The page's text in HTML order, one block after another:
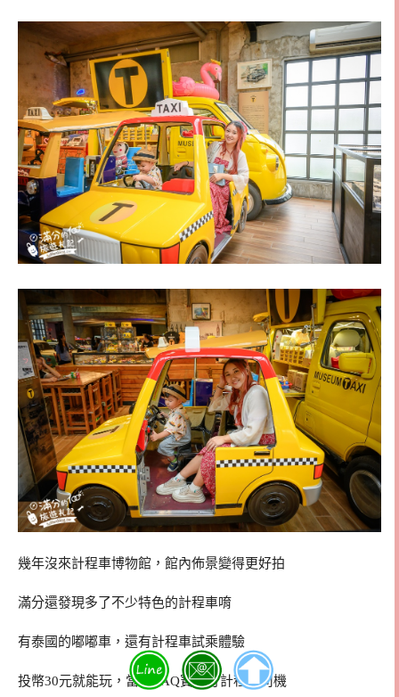
幾年沒來計程車博物館，館內佈景變得更好拍
滿分還發現多了不少特色的計程車唷
有泰國的嘟嘟車，還有計程車試乘體驗
投幣30元就能玩，當天ZAQ寶變身計程車司機